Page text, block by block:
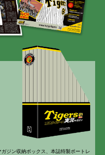
ジン収納ボックス、本誌特製ポートレ